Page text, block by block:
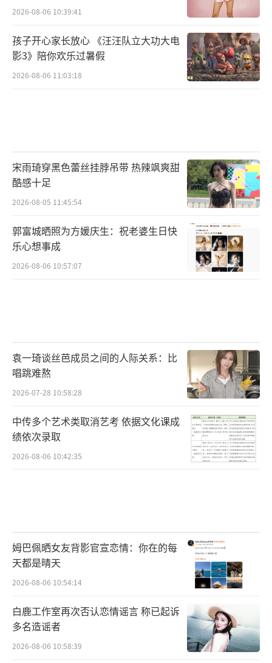
2026-08-06 10:39:41
孩子开心家长放心 《汪汪队立大功大电
影3》陪你欢乐过暑假
2026-08-06 11:03:18
宋雨琦穿黑色蕾丝挂脖吊带 热辣飒爽甜
酷感十足
2026-08-05 11:45:54
郭富城晒照为方媛庆生：祝老婆生日快
乐心想事成
2026-08-06 10:57:07
袁一琦谈丝芭成员之间的人际关系：比
唱跳难熬
2026-07-28 10:58:28
中传多个艺术类取消艺考 依据文化课成
绩依次录取
2026-08-06 10:42:35
姆巴佩晒女友背影官宣恋情：你在的每
天都是晴天
2026-08-06 10:54:14
白鹿工作室再次否认恋情谣言 称已起诉
多名造谣者
2026-08-06 10:58:39